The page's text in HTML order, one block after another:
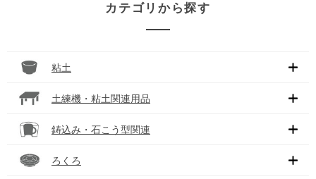
カテゴリから探す
粘土
土練機・粘土関連用品
鋳込み・石こう型関連
ろくろ